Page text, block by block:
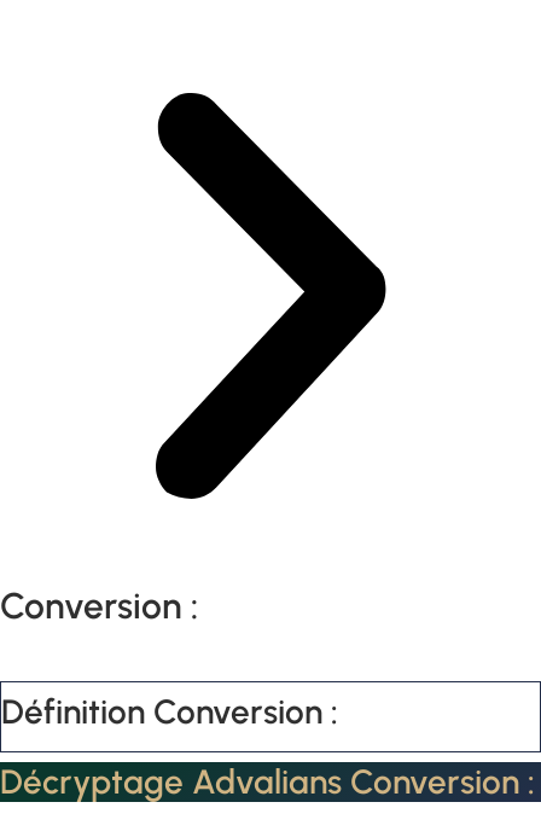
Conversion :
Définition Conversion :
Décryptage Advalians Conversion :